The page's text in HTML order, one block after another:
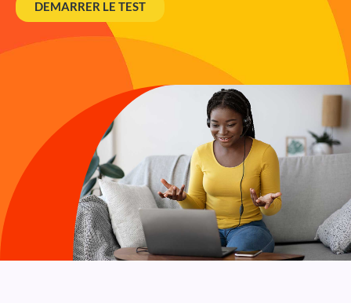
DEMARRER LE TEST